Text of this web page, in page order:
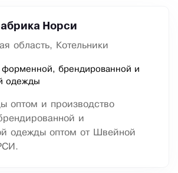
Норси
область, Котельники
форменной, брендированной и
одежды
оптом и производство
и
одежды оптом от Швейной